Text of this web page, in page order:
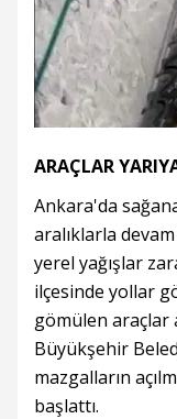
ARAÇLAR
Ankara'da
aralıklarla
yerel yağışlar
ilçesinde yollar
gömülen araçlar
Büyükşehir
mazgalların
başlattı.